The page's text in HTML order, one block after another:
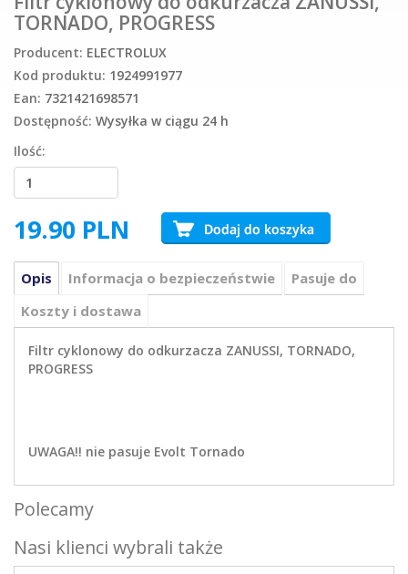
TORNADO, PROGRESS
Producent: ELECTROLUX
Kod produktu: 1924991977
Ean: 7321421698571
Dostępność: Wysyłka w ciągu 24 h
Ilość:
19.90 PLN
Opis Informacja o bezpieczeństwie
Pasuje do
Koszty i dostawa
Filtr cyklonowy do odkurzacza ZANUSSI, TORNADO,
PROGRESS
UWAGA!! nie pasuje Evolt Tornado
Polecamy
Nasi klienci wybrali także